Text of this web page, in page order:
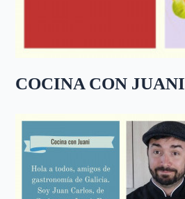
COCINA CON JUANI